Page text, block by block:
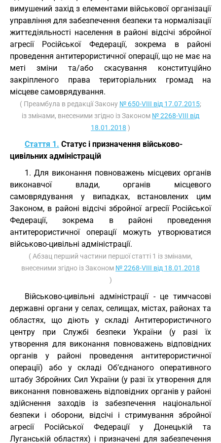
вимушений захід з елементами військової організації
управління для забезпечення безпеки та нормалізації
життєдіяльності населення в районі відсічі збройної
агресії Російської Федерації, зокрема в районі
проведення антитерористичної операції, що не має на
меті зміни та/або скасування конституційно
закріпленого права територіальних громад на
місцеве самоврядування.
( Преамбула в редакції Закону № 650-VIII від 17.07.2015;
із змінами, внесеними згідно із Законом № 2268-VIII від
18.01.2018 )
Стаття 1. Статус і призначення військово-
цивільних адміністрацій
1. Для виконання повноважень місцевих органів
виконавчої влади, органів місцевого
самоврядування у випадках, встановлених цим
Законом, в районі відсічі збройної агресії Російської
Федерації, зокрема в районі проведення
антитерористичної операції можуть утворюватися
військово-цивільні адміністрації.
( Абзац перший частини першої статті 1 із змінами,
внесеними згідно із Законом № 2268-VIII від 18.01.2018
)
Військово-цивільні адміністрації - це тимчасові
державні органи у селах, селищах, містах, районах та
областях, що діють у складі Антитерористичного
центру при Службі безпеки України (у разі їх
утворення для виконання повноважень відповідних
органів у районі проведення антитерористичної
операції) або у складі Об’єднаного оперативного
штабу Збройних Сил України (у разі їх утворення для
виконання повноважень відповідних органів у районі
здійснення заходів із забезпечення національної
безпеки і оборони, відсічі і стримування збройної
агресії Російської Федерації у Донецькій та
Луганській областях) і призначені для забезпечення